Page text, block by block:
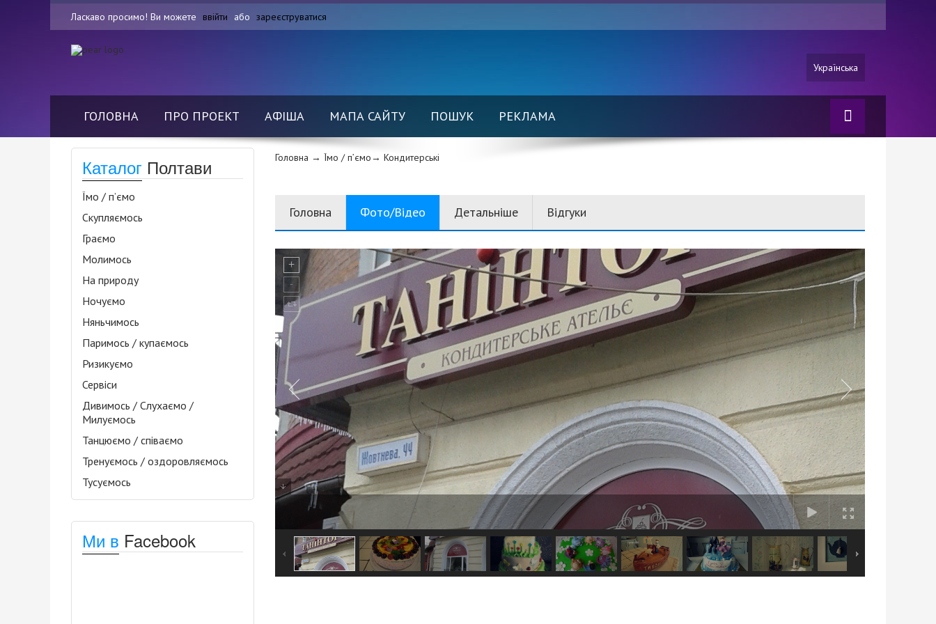
Ласкаво просимо! Ви можете ввійти або зареєструватися
Українська
ГОЛОВНА ПРО ПРОЕКТ АФІША МАПА САЙТУ ПОШУК РЕКЛАМА
Каталог Полтави
Їмо / п’ємо
Скупляємось
Граємо
Молимось
На природу
Ночуємо
Няньчимось
Паримось / купаємось
Ризикуємо
Сервіси
Дивимось / Слухаємо /
Милуємось
Танцюємо / співаємо
Тренуємось / оздоровляємось
Тусуємось
Ми в Facebook
Головна → Їмо / п’ємо→ Кондитерські
Головна Фото/Відео Детальніше Відгуки